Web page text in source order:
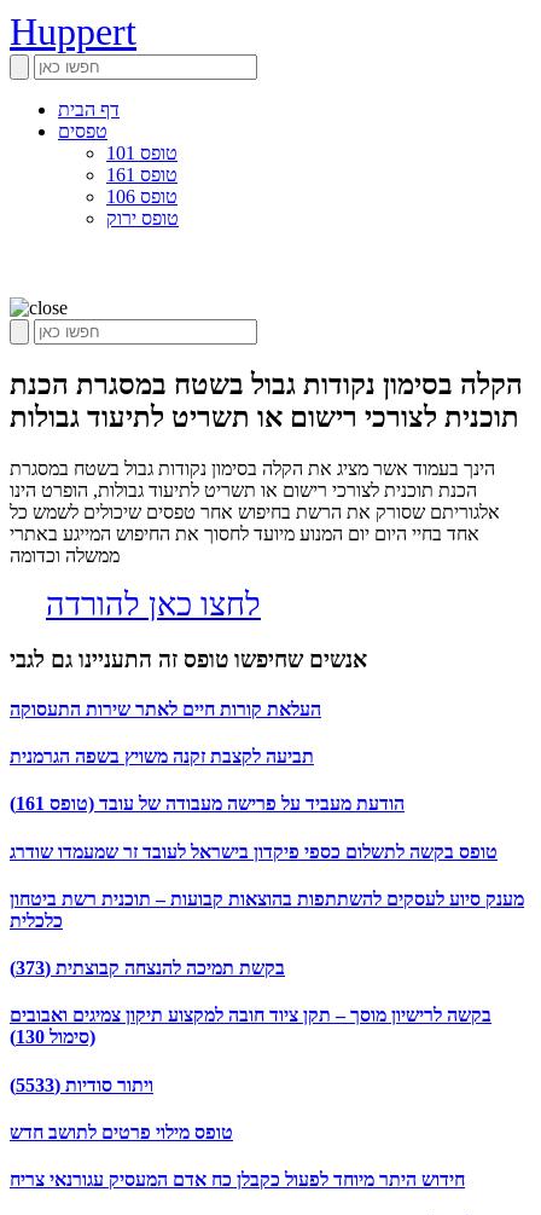
Huppert
דף הבית
טפסים
טופס 101
טופס 161
טופס 106
טופס ירוק
הקלה בסימון נקודות גבול בשטח במסגרת הכנת
תוכנית לצורכי רישום או תשריט לתיעוד גבולות
הינך בעמוד אשר מציג את הקלה בסימון נקודות גבול בשטח במסגרת
הכנת תוכנית לצורכי רישום או תשריט לתיעוד גבולות, הופרט הינו
אלגוריתם שסורק את הרשת בחיפוש אחר טפסים שיכולים לשמש כל
אחד בחיי היום יום המנוע מיועד לחסוך את החיפוש המייגע באתרי
ממשלה וכדומה
לחצו כאן להורדה
אנשים שחיפשו טופס זה התעניינו גם לגבי
העלאת קורות חיים לאתר שירות התעסוקה
תביעה לקצבת זקנה משויץ בשפה הגרמנית
הודעת מעביד על פרישה מעבודה של עובד (טופס 161)
טופס בקשה לתשלום כספי פיקדון בישראל לעובד זר שמעמדו שודרג
מענק סיוע לעסקים להשתתפות בהוצאות קבועות – תוכנית רשת ביטחון
כלכלית
בקשת תמיכה להנצחה קבוצתית (373)
בקשה לרישיון מוסך – תקן ציוד חובה למקצוע תיקון צמיגים ואבובים
(סימול 130)
ויתור סודיות (5533)
טופס מילוי פרטים לתושב חדש
חידוש היתר מיוחד לפעול כקבלן כח אדם המעסיק עגורנאי צריח